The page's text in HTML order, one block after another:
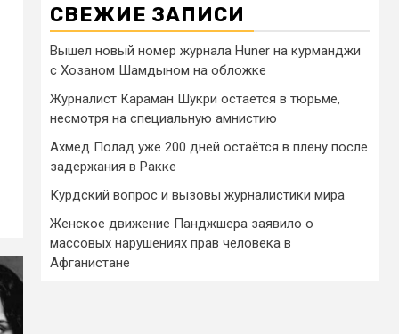
СВЕЖИЕ ЗАПИСИ
Вышел новый номер журнала Huner на курманджи
с Хозаном Шамдыном на обложке
Журналист Караман Шукри остается в тюрьме,
несмотря на специальную амнистию
Ахмед Полад уже 200 дней остаётся в плену после
задержания в Ракке
Курдский вопрос и вызовы журналистики мира
Женское движение Панджшера заявило о
массовых нарушениях прав человека в
Афганистане